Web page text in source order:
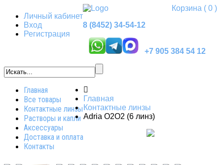
Личный кабинет
Вход
Регистрация
Корзина ( 0 )
8 (8452) 34-54-12
+7 905 384 54 12
Главная
Все товары
Контактные линзы
Растворы и капли
Аксессуары
Доставка и оплата
Контакты
Главная
Контактные линзы
Adria O2O2 (6 линз)